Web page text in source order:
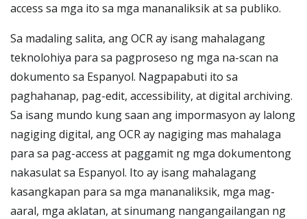
access sa mga ito sa mga mananaliksik at sa publiko.
Sa madaling salita, ang OCR ay isang mahalagang
teknolohiya para sa pagproseso ng mga na-scan na
dokumento sa Espanyol. Nagpapabuti ito sa
paghahanap, pag-edit, accessibility, at digital archiving.
Sa isang mundo kung saan ang impormasyon ay lalong
nagiging digital, ang OCR ay nagiging mas mahalaga
para sa pag-access at paggamit ng mga dokumentong
nakasulat sa Espanyol. Ito ay isang mahalagang
kasangkapan para sa mga mananaliksik, mga mag-
aaral, mga aklatan, at sinumang nangangailangan ng